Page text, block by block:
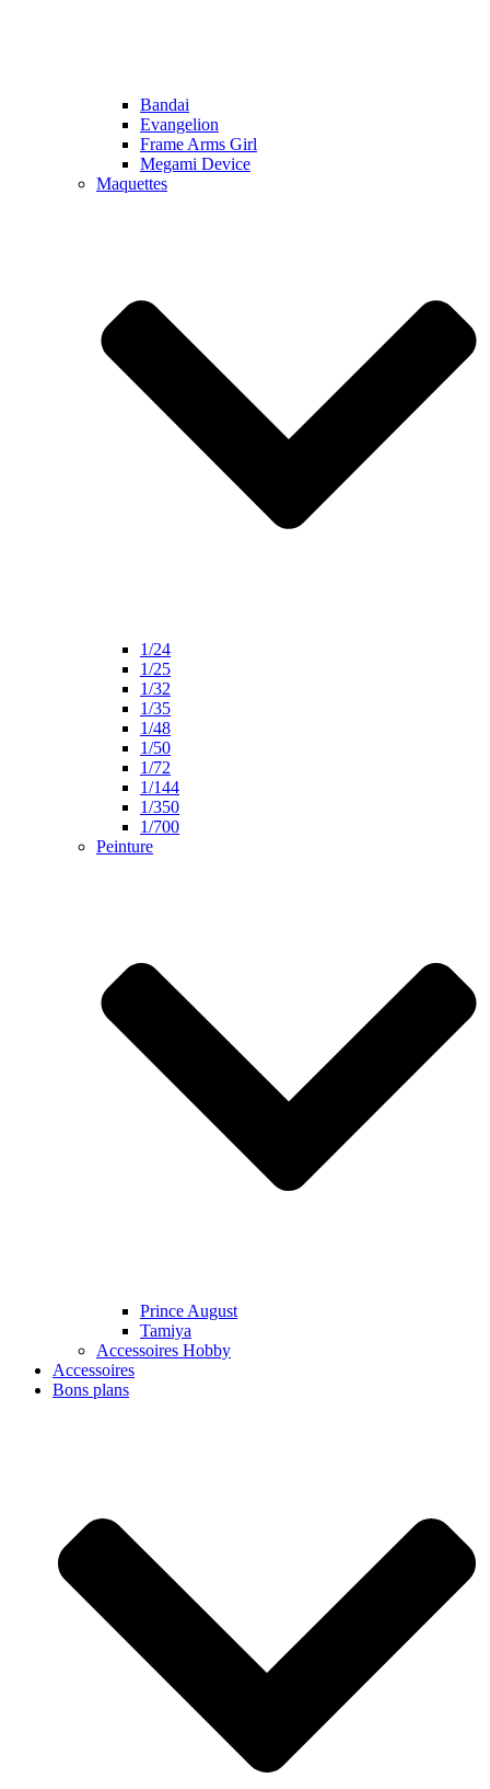
Bandai
Evangelion
Frame Arms Girl
Megami Device
Maquettes
1/24
1/25
1/32
1/35
1/48
1/50
1/72
1/144
1/350
1/700
Peinture
Prince August
Tamiya
Accessoires Hobby
Accessoires
Bons plans